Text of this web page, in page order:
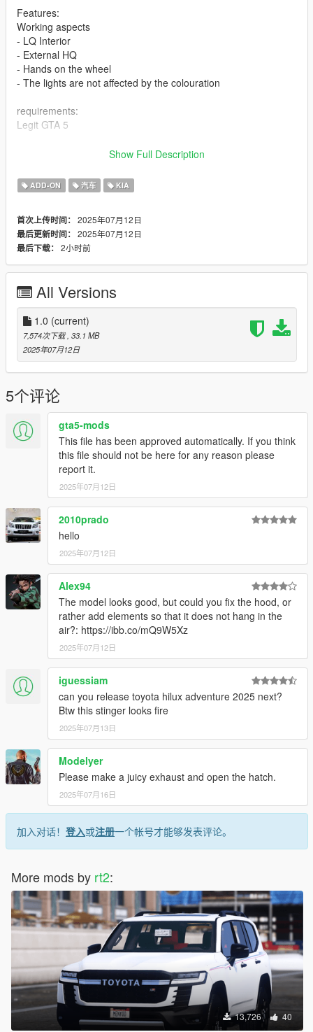
Features:
Working aspects
- LQ Interior
- External HQ
- Hands on the wheel
- The lights are not affected by the colouration
requirements:
Legit GTA 5
1-Put the "22stinger" folder into the dlcpacks with exactly folder
structure as Grand Theft Auto V/mods/update/x64/dlcpacks.
2-Edit dlclist.xml (Grand Theft Auto
V/mods/update/update.rpf/common/data/dlclist.xml) and add a
line "dlcpacks:/22stinger/". To spawn the car, you can use any
trainer or
3-for example Menyoo SP
(https://github.com/MAFINS/MenyooSP/releases/download/v1.
8.1/MenyooSP.zip) by using the trainer and spawn the car with
name "22stinger
Show Full Description
ADD-ON 汽车 KIA
首次上传时间： 2025年07月12日
最后更新时间： 2025年07月12日
最后下载： 2小时前
All Versions
1.0 (current)
7,574次下载 , 33.1 MB
2025年07月12日
5个评论
gta5-mods
This file has been approved automatically. If you think
this file should not be here for any reason please
report it.
2025年07月12日
2010prado
hello
2025年07月12日
Alex94
The model looks good, but could you fix the hood, or
rather add elements so that it does not hang in the
air?: https://ibb.co/mQ9W5Xz
2025年07月12日
iguessiam
can you release toyota hilux adventure 2025 next?
Btw this stinger looks fire
2025年07月13日
Modelyer
Please make a juicy exhaust and open the hatch.
2025年07月16日
加入对话！ 登入或注册一个帐号才能够发表评论。
More mods by rt2:
13,726 40